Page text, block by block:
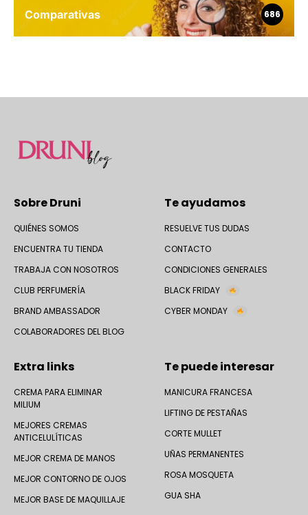
Comparativas 686
Sobre Druni
QUIÉNES SOMOS
ENCUENTRA TU TIENDA
TRABAJA CON NOSOTROS
CLUB PERFUMERÍA
BRAND AMBASSADOR
COLABORADORES DEL BLOG
Te ayudamos
RESUELVE TUS DUDAS
CONTACTO
CONDICIONES GENERALES
BLACK FRIDAY
CYBER MONDAY
Extra links
CREMA PARA ELIMINAR
MILIUM
MEJORES CREMAS
ANTICELULÍTICAS
MEJOR CREMA DE MANOS
MEJOR CONTORNO DE OJOS
MEJOR BASE DE MAQUILLAJE
Te puede interesar
MANICURA FRANCESA
LIFTING DE PESTAÑAS
CORTE MULLET
UÑAS PERMANENTES
ROSA MOSQUETA
GUA SHA